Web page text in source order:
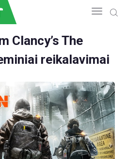
Clancy’s The
reikalavimai